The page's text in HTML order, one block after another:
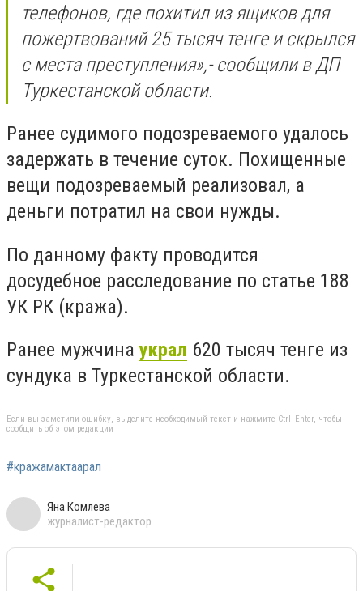
телефонов, где похитил из ящиков для
пожертвований 25 тысяч тенге и скрылся
с места преступления»,- сообщили в ДП
Туркестанской области.
Ранее судимого подозреваемого удалось
задержать в течение суток. Похищенные
вещи подозреваемый реализовал, а
деньги потратил на свои нужды.
По данному факту проводится
досудебное расследование по статье 188
УК РК (кража).
Ранее мужчина украл 620 тысяч тенге из
сундука в Туркестанской области.
Если вы заметили ошибку, выделите необходимый текст и нажмите Ctrl+Enter, чтобы
сообщить об этом редакции
#кражамактаарал
Яна Комлева
журналист-редактор